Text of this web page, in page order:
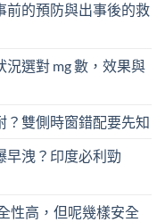
前的預防與出事後的救
選對 mg 數，效果與
？雙側時窗錯配要先知
早洩？印度必利勁
性高，但呢幾樣安全